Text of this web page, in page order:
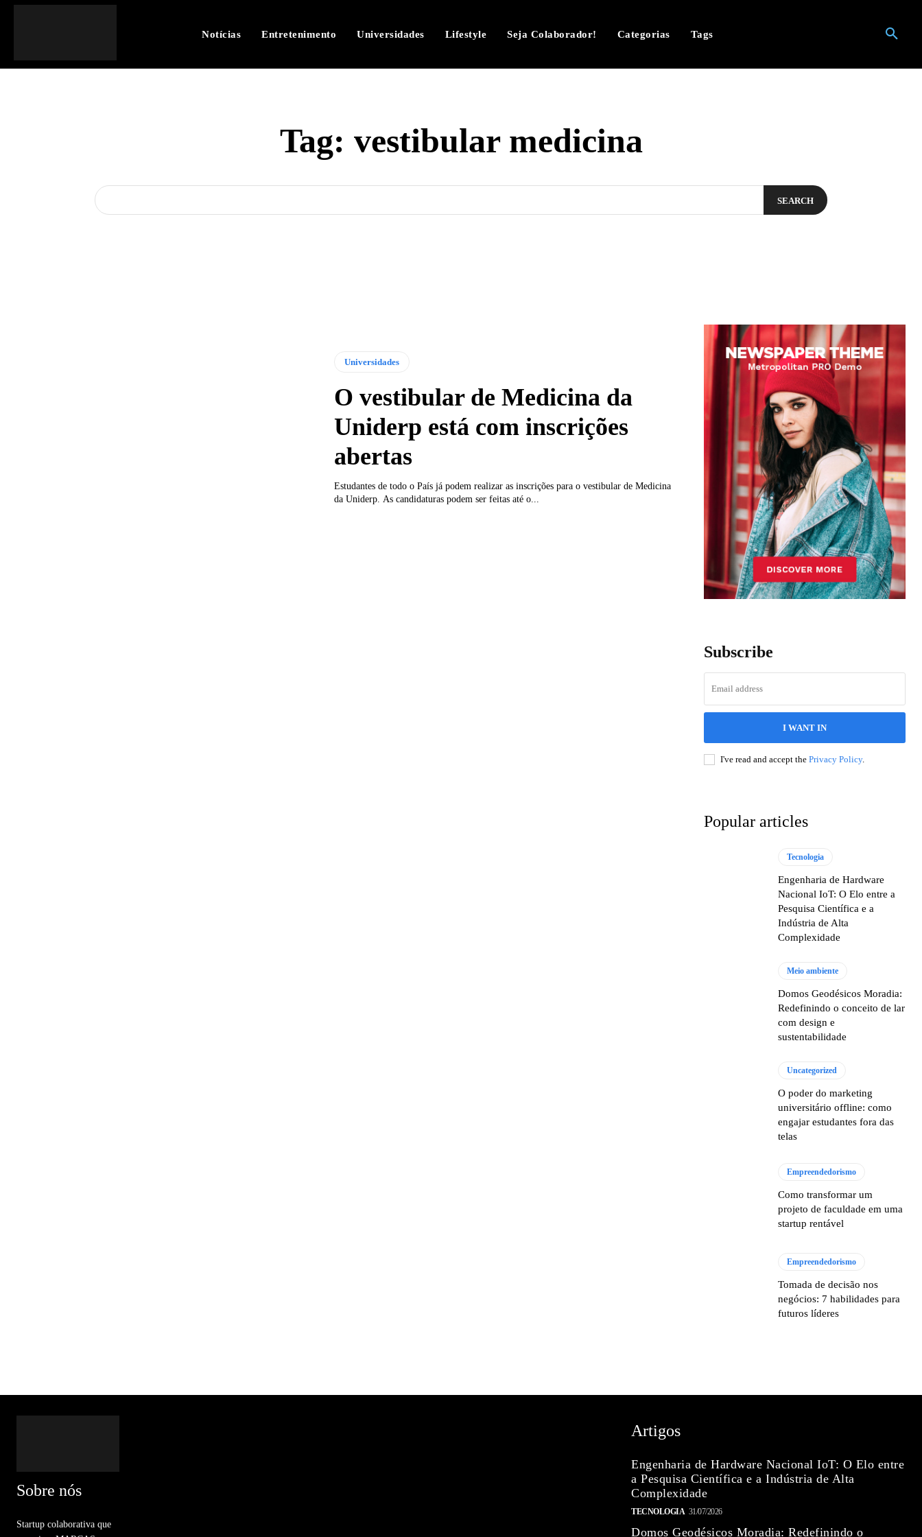
Notícias Entretenimento Universidades Lifestyle Seja Colaborador! Categorias Tags
Tag: vestibular medicina
SEARCH
Universidades
O vestibular de Medicina da
Uniderp está com inscrições
abertas
Estudantes de todo o País já podem realizar as inscrições para o vestibular de Medicina
da Uniderp. As candidaturas podem ser feitas até o...
Subscribe
I WANT IN
I've read and accept the Privacy Policy.
Popular articles
Tecnologia
Engenharia de Hardware
Nacional IoT: O Elo entre a
Pesquisa Científica e a
Indústria de Alta
Complexidade
Meio ambiente
Domos Geodésicos Moradia:
Redefinindo o conceito de lar
com design e
sustentabilidade
Uncategorized
O poder do marketing
universitário offline: como
engajar estudantes fora das
telas
Empreendedorismo
Como transformar um
projeto de faculdade em uma
startup rentável
Empreendedorismo
Tomada de decisão nos
negócios: 7 habilidades para
futuros líderes
Sobre nós
Startup colaborativa que
Artigos
Engenharia de Hardware Nacional IoT: O Elo entre
a Pesquisa Científica e a Indústria de Alta
Complexidade
TECNOLOGIA 31/07/2026
Domos Geodésicos Moradia: Redefinindo o